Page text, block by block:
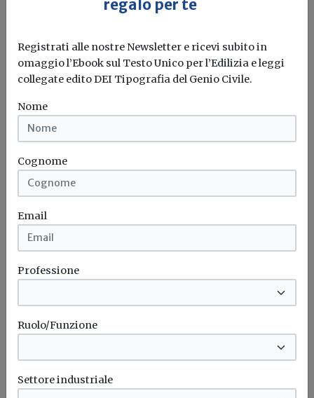
Il governo ha allo studio l'introduzione di un nuovo
Potrebbe interessarti
Attualità
Earth Overshoot Day, AIEL: «Gestione
attiva delle foreste e rinnovabili per
ridurre il debito ecologico»
L'associazione richiama l'urgenza di accelerare la
transizione energetica superando la dipendenza dalle...
Transizione energetica
l’umanità esaurisce le risorse della Terra
Il WWF lancia l’allarme sul consumo di risorse naturali:
oggi il pianeta...
regalo per te
Registrati alle nostre Newsletter e ricevi subito in
omaggio l’Ebook sul Testo Unico per l’Edilizia e leggi
collegate edito DEI Tipografia del Genio Civile.
Nome
Cognome
Email
Professione
Ruolo/Funzione
Settore industriale